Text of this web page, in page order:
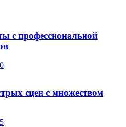
с профессиональной
сцен с множеством